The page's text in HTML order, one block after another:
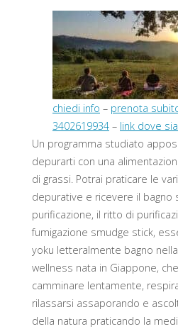
chiedi info – prenota
3402619934 – link dove
Un programma studiato
depurarti con una
di grassi. Potrai praticare le
depurative e ricevere il bagno
purificazione, il ritto di
fumigazione smudge stick,
yoku letteralmente bagno
wellness nata in Giappone,
camminare lentamente,
rilassarsi assaporando e
della natura praticando la